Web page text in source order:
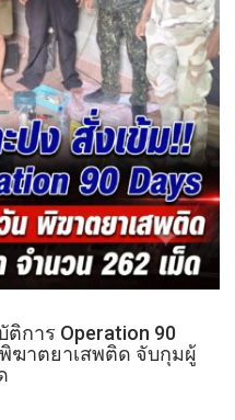
ติการ Operation 90
ฆาตยาเสพติด จับกุมผู้